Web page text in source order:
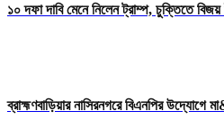
১০ দফা দাবি মেনে নিলেন ট্রাম্প, চুক্তিতে বিজয়
ব্রাহ্মণবাড়িয়ার নাসিরনগরে বিএনপির